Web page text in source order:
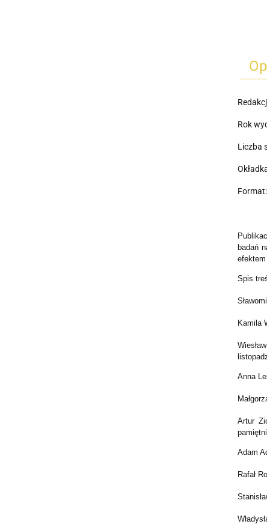
Rok
Liczba
badań
Spis
Kamila
Anna
Artur
Adam
Rafał